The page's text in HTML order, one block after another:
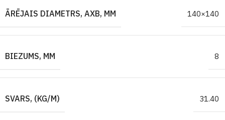
ĀRĒJAIS DIAMETRS, AXB, MM
140×140
BIEZUMS, MM 8
SVARS, (KG/M) 31.40